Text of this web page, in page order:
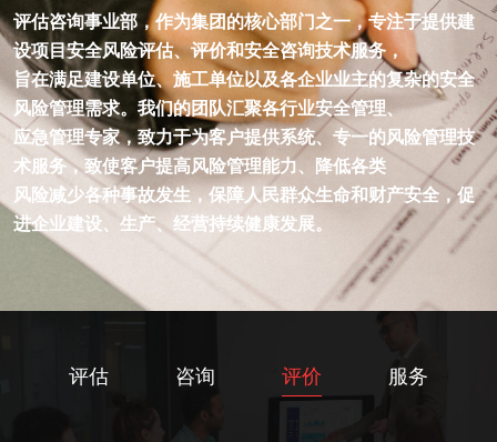
评估咨询事业部，作为集团的核心部门之一，专注于提供建
设项目安全风险评估、评价和安全咨询技术服务，
旨在满足建设单位、施工单位以及各企业业主的复杂的安全
风险管理需求。我们的团队汇聚各行业安全管理、
应急管理专家，致力于为客户提供系统、专一的风险管理技
术服务，致使客户提高风险管理能力、降低各类
风险减少各种事故发生，保障人民群众生命和财产安全，促
进企业建设、生产、经营持续健康发展。
评估 咨询 评价 服务